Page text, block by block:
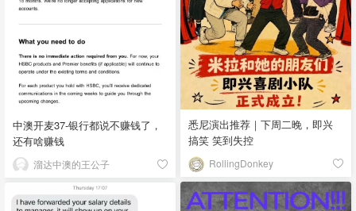
中澳开麦37-银行都说不赚钱了，
还有啥赚钱
溜达中澳的王公子
悉尼演出推荐｜下周二晚，即兴
搞笑 笑到失控
RollingDonkey